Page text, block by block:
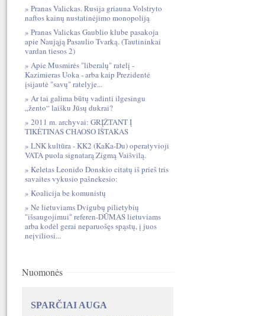
Pranas Valickas. Rusija griauna Volstryto
naftos kainų nustatinėjimo monopoliją
Pranas Valickas Gaublio klube pasakoja
apie Naująją Pasaulio Tvarką. (Tautininkai
vardan tiesos 2)
Apie Musmirės "liberalų" ratelį -
Kazimieras Uoka - arba kaip Prezidentė
įsijautė "savų" ratelyje...
Ar tai galima būtų vadinti ilgesingu
„žento“ laišku Jūsų dukrai?
2011 m. archyvai: GRĮŽTANT Į
TIKĖTINAS CHAOSO IŠTAKAS
LNK kultūra - KK2 (KaKa-Du) operatyvioji
VATA puola signatarą Zigmą Vaišvilą.
Keletas Leonido Donskio citatų iš prieš tris
savaites vykusio pašnekesio:
Koalicija be komunistų
Ne lietuviams Dvigubų pilietybių
"išsaugojimui" referen-DŪMAS lietuviams
arba kodėl gerai neparuošęs spąstų, į juos
neįviliosi...
Nuomonės
SPARČIAI AUGA